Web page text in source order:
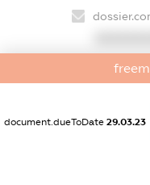
document.dueToDate 29.03.23